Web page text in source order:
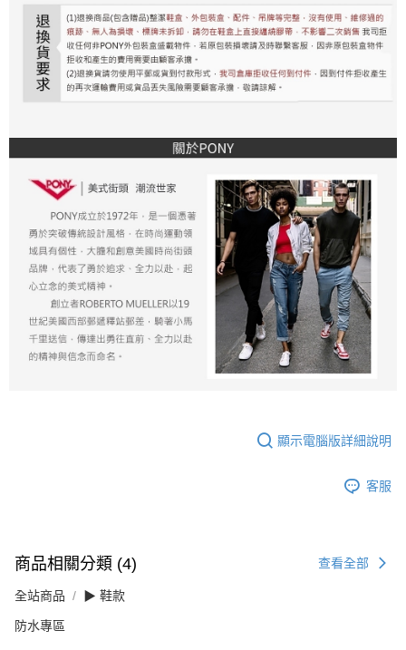
顯示電腦版詳細說明
客服
商品相關分類 (4) 查看全部
全站商品 ▶ 鞋款
防水專區